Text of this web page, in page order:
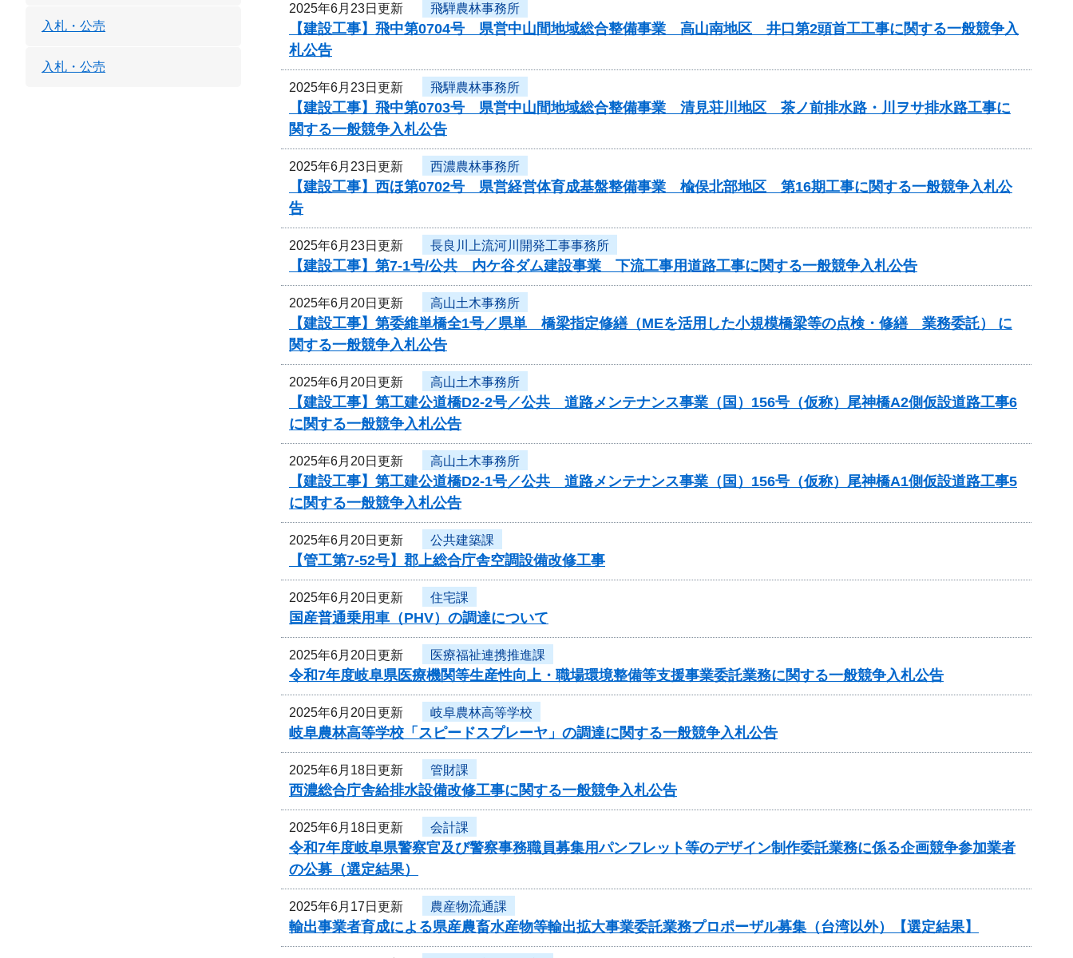
2025年6月23日更新 飛騨農林事務所
【建設工事】飛中第0704号 県営中山間地域総合整備事業 高山南地区 井口第2頭首工工事に関する一般競争入
札公告
2025年6月23日更新 飛騨農林事務所
【建設工事】飛中第0703号 県営中山間地域総合整備事業 清見荘川地区 茶ノ前排水路・川ヲサ排水路工事に
関する一般競争入札公告
2025年6月23日更新 西濃農林事務所
【建設工事】西ほ第0702号 県営経営体育成基盤整備事業 楡俣北部地区 第16期工事に関する一般競争入札公
告
2025年6月23日更新 長良川上流河川開発工事事務所
【建設工事】第7-1号/公共 内ケ谷ダム建設事業 下流工事用道路工事に関する一般競争入札公告
2025年6月20日更新 高山土木事務所
【建設工事】第委維単橋全1号／県単 橋梁指定修繕（MEを活用した小規模橋梁等の点検・修繕 業務委託） に
関する一般競争入札公告
2025年6月20日更新 高山土木事務所
【建設工事】第工建公道橋D2-2号／公共 道路メンテナンス事業（国）156号（仮称）尾神橋A2側仮設道路工事6
に関する一般競争入札公告
2025年6月20日更新 高山土木事務所
【建設工事】第工建公道橋D2-1号／公共 道路メンテナンス事業（国）156号（仮称）尾神橋A1側仮設道路工事5
に関する一般競争入札公告
2025年6月20日更新 公共建築課
【管工第7-52号】郡上総合庁舎空調設備改修工事
2025年6月20日更新 住宅課
国産普通乗用車（PHV）の調達について
2025年6月20日更新 医療福祉連携推進課
令和7年度岐阜県医療機関等生産性向上・職場環境整備等支援事業委託業務に関する一般競争入札公告
2025年6月20日更新 岐阜農林高等学校
岐阜農林高等学校「スピードスプレーヤ」の調達に関する一般競争入札公告
2025年6月18日更新 管財課
西濃総合庁舎給排水設備改修工事に関する一般競争入札公告
2025年6月18日更新 会計課
令和7年度岐阜県警察官及び警察事務職員募集用パンフレット等のデザイン制作委託業務に係る企画競争参加業者
の公募（選定結果）
2025年6月17日更新 農産物流通課
輸出事業者育成による県産農畜水産物等輸出拡大事業委託業務プロポーザル募集（台湾以外）【選定結果】
入札・公売
入札・公売